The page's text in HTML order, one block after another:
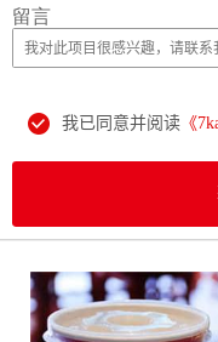
留言
我已同意并阅读 《